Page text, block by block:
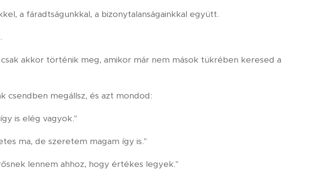
a fáradtságunkkal, a bizonytalanságainkkal együtt.
akkor történik meg, amikor már nem mások tükrében keresed a
csendben megállsz, és azt mondod:
is elég vagyok."
ma, de szeretem magam így is."
lennem ahhoz, hogy értékes legyek."